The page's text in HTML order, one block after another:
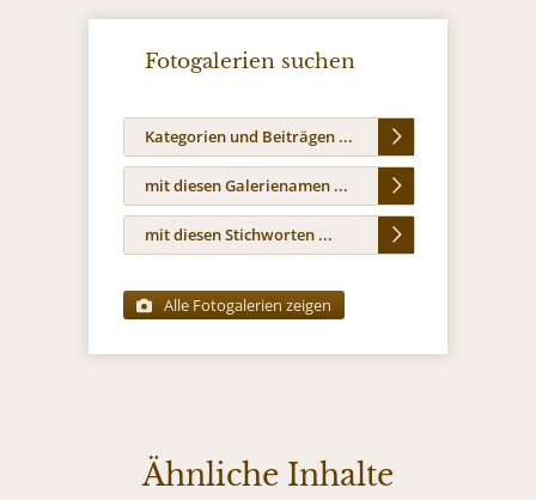
Fotogalerien suchen
Kategorien und Beiträgen ...
mit diesen Galerienamen ...
mit diesen Stichworten ...
Alle Fotogalerien zeigen
Ähnliche Inhalte